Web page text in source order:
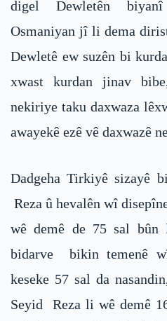
digel Dewletên
Osmaniyan jî li dema
Dewletê ew suzên bi
xwast kurdan jinav
nekiriye taku daxwaza
awayekê ezê vê daxwazê
Dadgeha Tirkiyê sizayê
Reza û hevalên wî
wê demê de 75 sal
bidarve bikin temenê
keseke 57 sal da
Seyid Reza li wê demê